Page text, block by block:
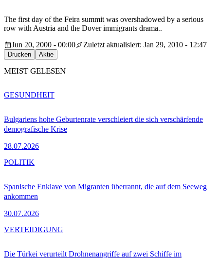
The first day of the Feira summit was overshadowed by a serious
row with Austria and the Dover immigrants drama..
Jun 20, 2000 - 00:00
Zuletzt aktualisiert: Jan 29, 2010 - 12:47
Drucken Aktie
MEIST GELESEN
Bulgariens hohe Geburtenrate verschleiert die sich verschärfende
demografische Krise
28.07.2026
GESUNDHEIT
Spanische Enklave von Migranten überrannt, die auf dem Seeweg
ankommen
30.07.2026
POLITIK
Die Türkei verurteilt Drohnenangriffe auf zwei Schiffe im
VERTEIDIGUNG